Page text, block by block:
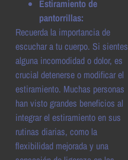
Estiramiento de
pantorrillas:
Recuerda la importancia de
escuchar a tu cuerpo. Si sientes
alguna incomodidad o dolor, es
crucial detenerse o modificar el
estiramiento. Muchas personas
han visto grandes beneficios al
integrar el estiramiento en sus
rutinas diarias, como la
flexibilidad mejorada y una